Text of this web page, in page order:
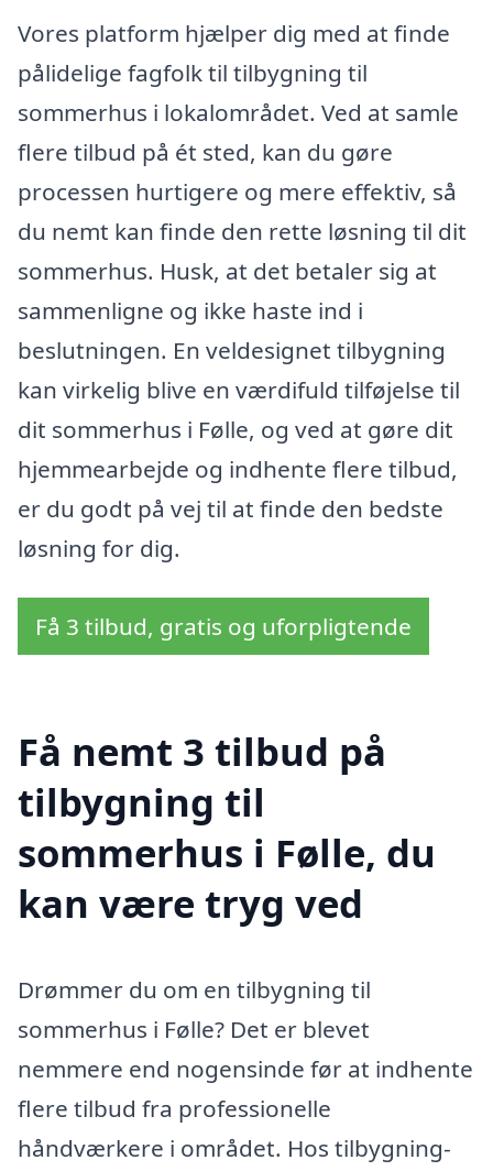
Vores platform hjælper dig med at finde
pålidelige fagfolk til tilbygning til
sommerhus i lokalområdet. Ved at samle
flere tilbud på ét sted, kan du gøre
processen hurtigere og mere effektiv, så
du nemt kan finde den rette løsning til dit
sommerhus. Husk, at det betaler sig at
sammenligne og ikke haste ind i
beslutningen. En veldesignet tilbygning
kan virkelig blive en værdifuld tilføjelse til
dit sommerhus i Følle, og ved at gøre dit
hjemmearbejde og indhente flere tilbud,
er du godt på vej til at finde den bedste
løsning for dig.
Få 3 tilbud, gratis og uforpligtende
Få nemt 3 tilbud på
tilbygning til
sommerhus i Følle, du
kan være tryg ved
Drømmer du om en tilbygning til
sommerhus i Følle? Det er blevet
nemmere end nogensinde før at indhente
flere tilbud fra professionelle
håndværkere i området. Hos tilbygning-